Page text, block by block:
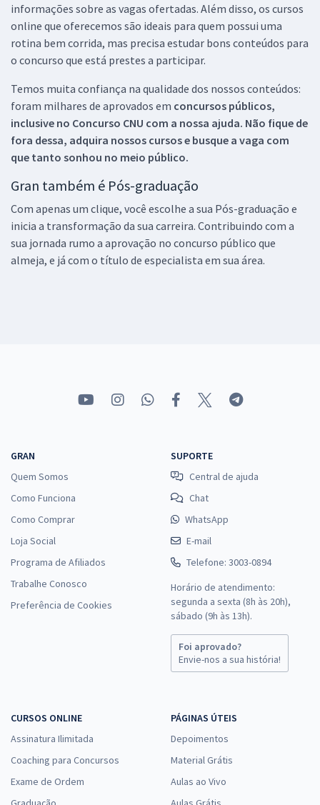
informações sobre as vagas ofertadas. Além disso, os cursos
online que oferecemos são ideais para quem possui uma
rotina bem corrida, mas precisa estudar bons conteúdos para
o concurso que está prestes a participar.
Temos muita confiança na qualidade dos nossos conteúdos:
foram milhares de aprovados em concursos públicos,
inclusive no Concurso CNU com a nossa ajuda. Não fique de
fora dessa, adquira nossos cursos e busque a vaga com
que tanto sonhou no meio público.
Gran também é Pós-graduação
Com apenas um clique, você escolhe a sua Pós-graduação e
inicia a transformação da sua carreira. Contribuindo com a
sua jornada rumo a aprovação no concurso público que
almeja, e já com o título de especialista em sua área.
GRAN
Quem Somos
Como Funciona
Como Comprar
Loja Social
Programa de Afiliados
Trabalhe Conosco
Preferência de Cookies
SUPORTE
Central de ajuda
Chat
WhatsApp
E-mail
Telefone: 3003-0894
Horário de atendimento:
segunda a sexta (8h às 20h),
sábado (9h às 13h).
Foi aprovado?
Envie-nos a sua história!
CURSOS ONLINE
Assinatura Ilimitada
Coaching para Concursos
Exame de Ordem
PÁGINAS ÚTEIS
Depoimentos
Material Grátis
Aulas ao Vivo